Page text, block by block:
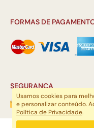
FORMAS DE
SEGURANÇA
Usamos cookies para
e personalizar conteúdo.
Política de Privacidade.